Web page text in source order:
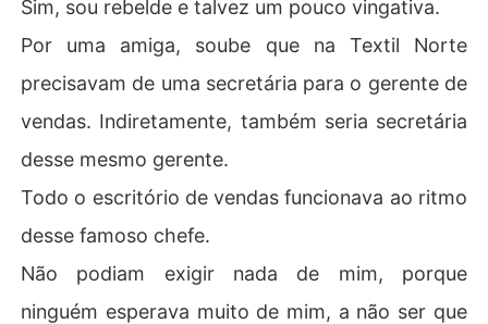
Sim, sou rebelde e talvez um pouco vingativa.
Por uma amiga, soube que na Textil Norte
precisavam de uma secretária para o gerente de
vendas. Indiretamente, também seria secretária
desse mesmo gerente.
Todo o escritório de vendas funcionava ao ritmo
desse famoso chefe.
Não podiam exigir nada de mim, porque
ninguém esperava muito de mim, a não ser que